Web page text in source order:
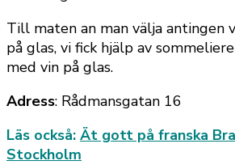
Till maten an man välja antingen
på glas, vi fick hjälp av
med vin på glas.
Adress: Rådmansgatan 16
Läs också: Ät gott på franska
Stockholm